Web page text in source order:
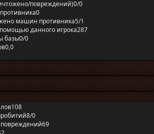
повреждений)0/0
0
машин противника5/1
данного игрока287
базы0/0
0,0
108
8/0
69